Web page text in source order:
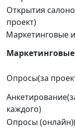
Открытия
проект)
Маркетинговые
Опросы(за
каждого)
Опросы